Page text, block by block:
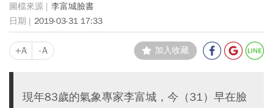
李富城臉書
2019-03-31 17:33
+A -A 加入收藏
現年83歲的氣象專家李富城，今（31）早在臉